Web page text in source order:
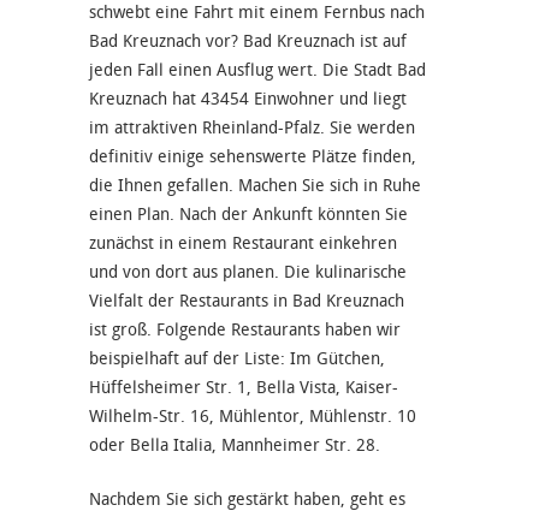
schwebt eine Fahrt mit einem Fernbus nach
Bad Kreuznach vor? Bad Kreuznach ist auf
jeden Fall einen Ausflug wert. Die Stadt Bad
Kreuznach hat 43454 Einwohner und liegt
im attraktiven Rheinland-Pfalz. Sie werden
definitiv einige sehenswerte Plätze finden,
die Ihnen gefallen. Machen Sie sich in Ruhe
einen Plan. Nach der Ankunft könnten Sie
zunächst in einem Restaurant einkehren
und von dort aus planen. Die kulinarische
Vielfalt der Restaurants in Bad Kreuznach
ist groß. Folgende Restaurants haben wir
beispielhaft auf der Liste: Im Gütchen,
Hüffelsheimer Str. 1, Bella Vista, Kaiser-
Wilhelm-Str. 16, Mühlentor, Mühlenstr. 10
oder Bella Italia, Mannheimer Str. 28.
Nachdem Sie sich gestärkt haben, geht es